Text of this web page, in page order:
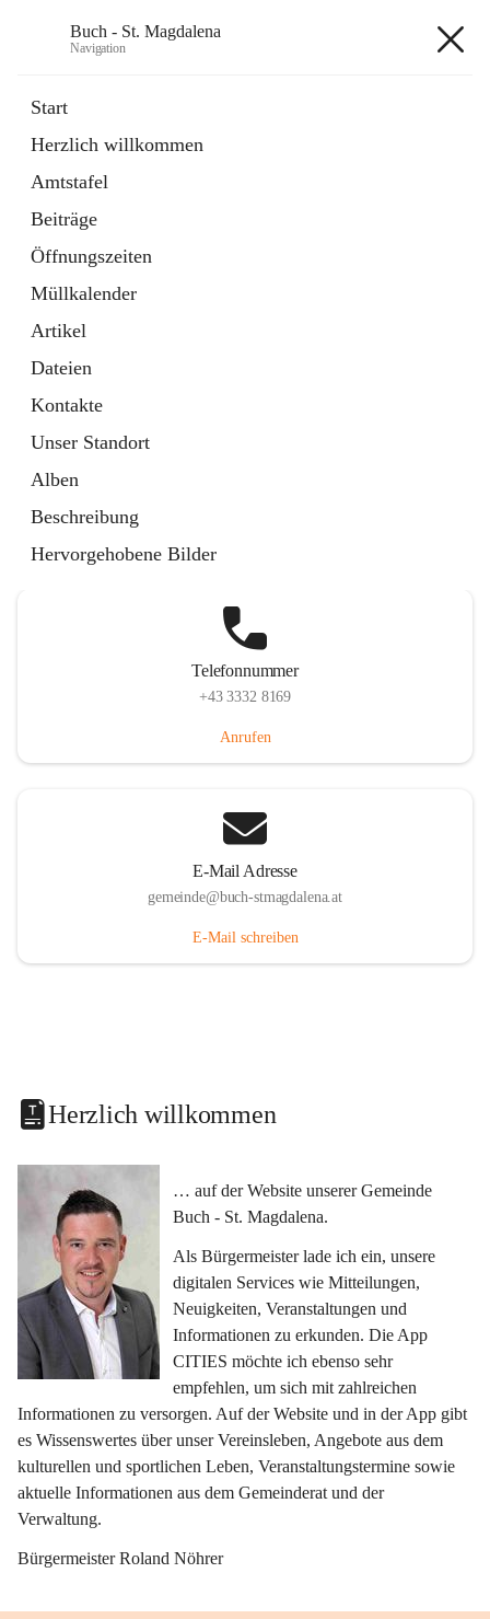
Buch - St. Magdalena
Navigation
Start
Herzlich willkommen
Amtstafel
Beiträge
Öffnungszeiten
Müllkalender
Artikel
Dateien
Kontakte
Unser Standort
Alben
Beschreibung
Hervorgehobene Bilder
11 Schnellzugriffe
Bürgerservice
10 Schnellzugriffe
Telefonnummer
+43 3332 8169
Anrufen
E-Mail Adresse
gemeinde@buch-stmagdalena.at
E-Mail schreiben
Herzlich willkommen
… auf der Website unserer Gemeinde
Buch - St. Magdalena.
Als Bürgermeister lade ich ein, unsere
digitalen Services wie Mitteilungen,
Neuigkeiten, Veranstaltungen und
Informationen zu erkunden. Die App
CITIES möchte ich ebenso sehr
empfehlen, um sich mit zahlreichen
Informationen zu versorgen. Auf der Website und in der App gibt
es Wissenswertes über unser Vereinsleben, Angebote aus dem
kulturellen und sportlichen Leben, Veranstaltungstermine sowie
aktuelle Informationen aus dem Gemeinderat und der
Verwaltung.
Bürgermeister Roland Nöhrer